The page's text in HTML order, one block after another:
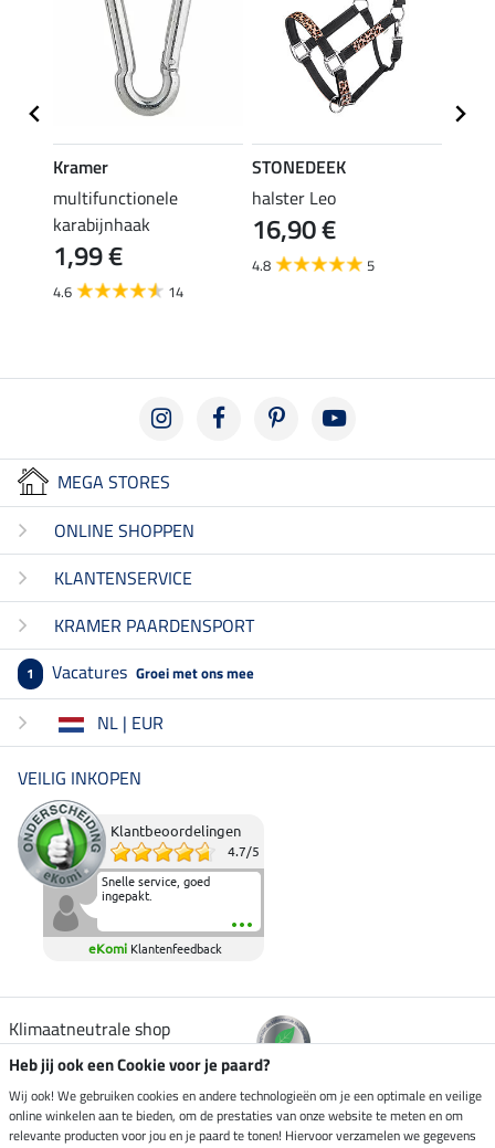
Kramer
multifunctionele
karabijnhaak
1,99 €
4.6 14
STONEDEEK
halster Leo
16,90 €
4.8 5
MEGA STORES
ONLINE SHOPPEN
KLANTENSERVICE
KRAMER PAARDENSPORT
1 Vacatures Groei met ons mee
NL | EUR
VEILIG INKOPEN
Klantbeoordelingen
4.7/5
Snelle service, goed
ingepakt.
eKomi Klantenfeedback
Klimaatneutrale shop
Verzending per
Heb jij ook een Cookie voor je paard?
Wij ook! We gebruiken cookies en andere technologieën om je een optimale en veilige
online winkelen aan te bieden, om de prestaties van onze website te meten en om
relevante producten voor jou en je paard te tonen! Hiervoor verzamelen we gegevens